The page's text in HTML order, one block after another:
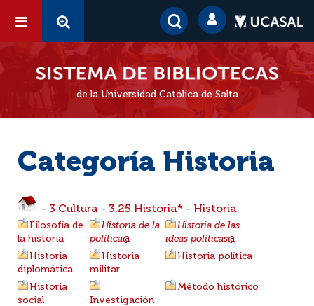
de la Universidad Católica de Salta
Categoría Historia
- 3 Cultura - 3.25 Historia* - Historia
Filosofía de
la historia
Historia de la
política@
Historia de las
ideas políticas@
Historia
diplomática
Historia
militar
Historia política
Historia
social
Investigación
Método histórico